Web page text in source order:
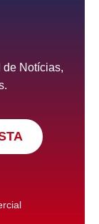
de Notícias,